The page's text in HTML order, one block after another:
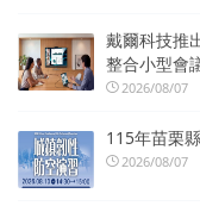
戴爾科技推
整合小型會
2026/08/07
115年苗栗
2026/08/07